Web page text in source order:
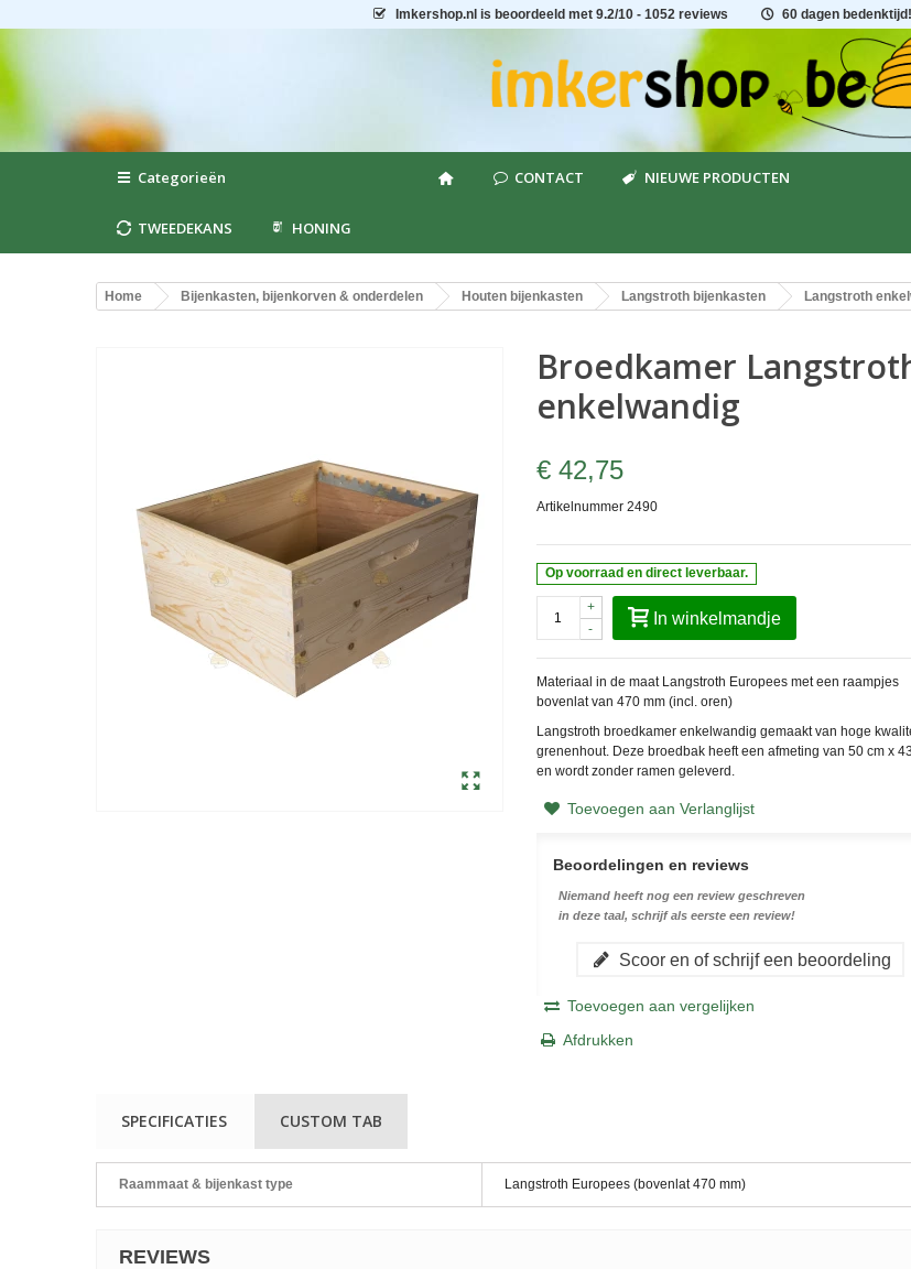
Imkershop.nl is beoordeeld met 9.2/10 - 1052 reviews 60 dagen bedenktijd!
Categorieën CONTACT NIEUWE PRODUCTEN
TWEEDEKANS HONING
Home Bijenkasten, bijenkorven & onderdelen Houten bijenkasten Langstroth bijenkasten Langstroth
Broedkamer
enkelwandig
€ 42,75
Artikelnummer 2490
Op voorraad en direct leverbaar.
-
+
In winkelmandje
Materiaal in de maat Langstroth Europees met een raampjes
bovenlat van 470 mm (incl. oren)
Langstroth broedkamer enkelwandig gemaakt van hoge
grenenhout. Deze broedbak heeft een afmeting van 50 cm x
en wordt zonder ramen geleverd.
Toevoegen aan Verlanglijst
Beoordelingen en reviews
Niemand heeft nog een review geschreven
in deze taal, schrijf als eerste een review!
Scoor en of schrijf een beoordeling
Toevoegen aan vergelijken
Afdrukken
SPECIFICATIES CUSTOM TAB
Raammaat & bijenkast type Langstroth Europees (bovenlat 470 mm)
REVIEWS